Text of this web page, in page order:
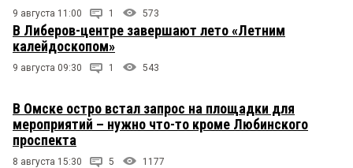
9 августа 11:00 1 573
В Либеров-центре завершают лето «Летним
калейдоскопом»
9 августа 09:30 1 543
В Омске остро встал запрос на площадки для
мероприятий – нужно что-то кроме Любинского
проспекта
8 августа 15:30 5 1177